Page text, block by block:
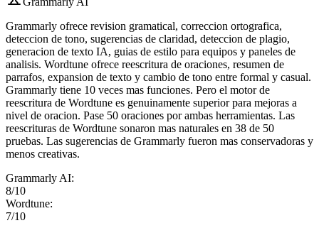
Grammarly ofrece revision gramatical, correccion ortografica,
deteccion de tono, sugerencias de claridad, deteccion de plagio,
generacion de texto IA, guias de estilo para equipos y paneles de
analisis. Wordtune ofrece reescritura de oraciones, resumen de
parrafos, expansion de texto y cambio de tono entre formal y casual.
Grammarly tiene 10 veces mas funciones. Pero el motor de
reescritura de Wordtune es genuinamente superior para mejoras a
nivel de oracion. Pase 50 oraciones por ambas herramientas. Las
reescrituras de Wordtune sonaron mas naturales en 38 de 50
pruebas. Las sugerencias de Grammarly fueron mas conservadoras y
menos creativas.
Grammarly AI:
8/10
Wordtune:
7/10